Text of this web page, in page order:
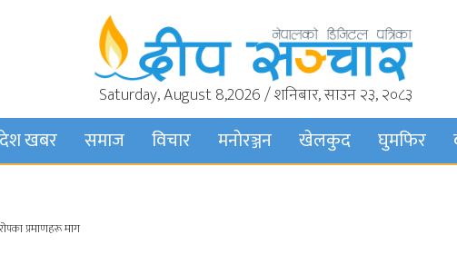
Saturday, August 8,2026 / शनिबार, साउन २३, २०८३
खबर समाज विचार मनाेरञ्जन खेलकुद घुमफिर
प्रमाणहरू माग